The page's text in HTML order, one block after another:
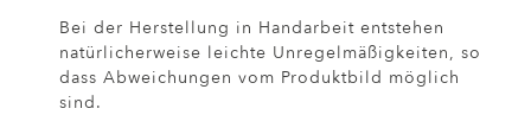
Bei der Herstellung in Handarbeit entstehen
natürlicherweise leichte Unregelmäßigkeiten, so
dass Abweichungen vom Produktbild möglich
sind.